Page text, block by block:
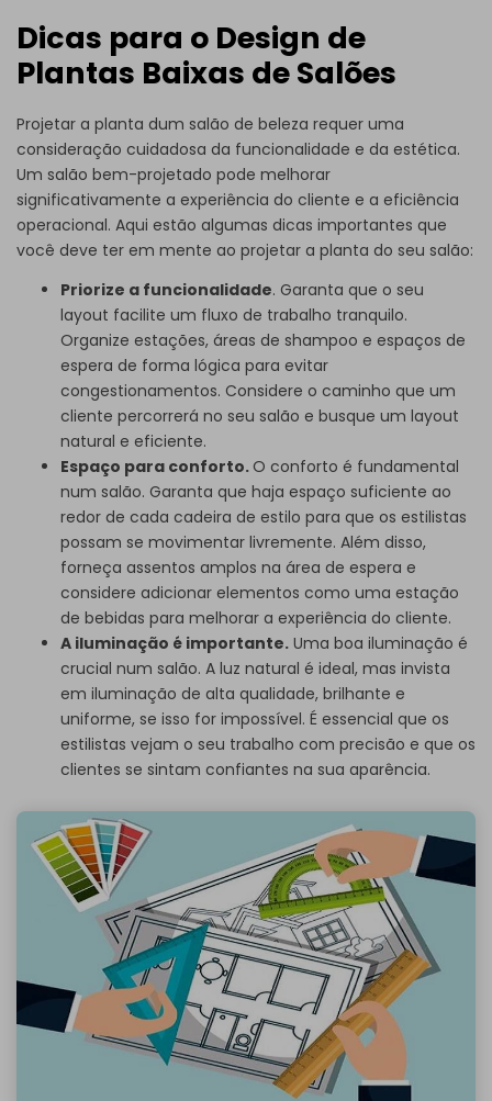
Dicas para o Design de
Plantas Baixas de Salões
Projetar a planta dum salão de beleza requer uma
consideração cuidadosa da funcionalidade e da estética.
Um salão bem-projetado pode melhorar
significativamente a experiência do cliente e a eficiência
operacional. Aqui estão algumas dicas importantes que
você deve ter em mente ao projetar a planta do seu salão:
Priorize a funcionalidade. Garanta que o seu
layout facilite um fluxo de trabalho tranquilo.
Organize estações, áreas de shampoo e espaços de
espera de forma lógica para evitar
congestionamentos. Considere o caminho que um
cliente percorrerá no seu salão e busque um layout
natural e eficiente.
Espaço para conforto. O conforto é fundamental
num salão. Garanta que haja espaço suficiente ao
redor de cada cadeira de estilo para que os estilistas
possam se movimentar livremente. Além disso,
forneça assentos amplos na área de espera e
considere adicionar elementos como uma estação
de bebidas para melhorar a experiência do cliente.
A iluminação é importante. Uma boa iluminação é
crucial num salão. A luz natural é ideal, mas invista
em iluminação de alta qualidade, brilhante e
uniforme, se isso for impossível. É essencial que os
estilistas vejam o seu trabalho com precisão e que os
clientes se sintam confiantes na sua aparência.